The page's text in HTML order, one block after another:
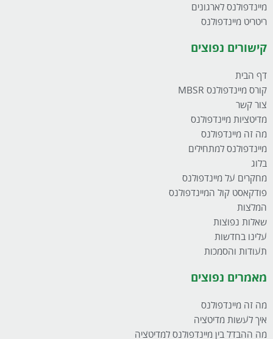
מיינדפולנס לארגונים
ריטריט מיינדפולנס
קישורים נפוצים
דף הבית
קורס מיינדפולנס MBSR
צור קשר
מדיטציות מיינדפולנס
מה זה מיינדפולנס
מיינדפולנס למתחילים
בלוג
מחקרים על מיינדפולנס
פודקאסט קול המיינדפולנס
המלצות
שאלות נפוצות
עלינו בחדשות
תעודות והסמכות
מאמרים נפוצים
מה זה מיינדפולנס
איך לעשות מדיטציה
מה ההבדל בין מיינדפולנס למדיטציה